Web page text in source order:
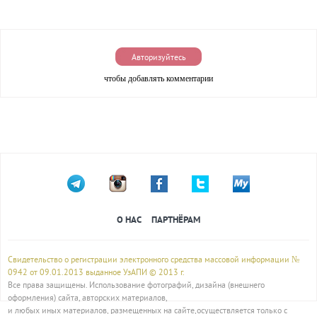
Авторизуйтесь
чтобы добавлять комментарии
О НАС ПАРТНЁРАМ
Свидетельство о регистрации электронного средства массовой информации №
0942 от 09.01.2013 выданное УзАПИ © 2013 г.
Все права защищены. Использование фотографий, дизайна (внешнего
оформления) сайта, авторских материалов,
и любых иных материалов, размещенных на сайте,осуществляется только с